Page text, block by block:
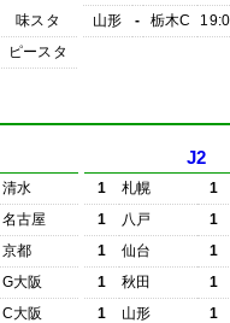
味スタ
ピースタ
山形
- 栃木C
清水
名古屋
京都
G大阪
C大阪
J2
1 札幌
1
1
八戸
1
1
仙台
1
1
秋田
1
1
山形
1